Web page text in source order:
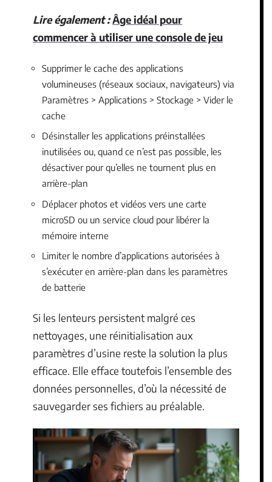
Lire également :Âge idéal pour
commencer à utiliser une console de jeu
Supprimer le cache des applications
volumineuses (réseaux sociaux, navigateurs) via
Paramètres > Applications > Stockage > Vider le
cache
Désinstaller les applications préinstallées
inutilisées ou, quand ce n’est pas possible, les
désactiver pour qu’elles ne tournent plus en
arrière-plan
Déplacer photos et vidéos vers une carte
microSD ou un service cloud pour libérer la
mémoire interne
Limiter le nombre d’applications autorisées à
s’exécuter en arrière-plan dans les paramètres
de batterie
Si les lenteurs persistent malgré ces
nettoyages, une réinitialisation aux
paramètres d’usine reste la solution la plus
efficace. Elle efface toutefois l’ensemble des
données personnelles, d’où la nécessité de
sauvegarder ses fichiers au préalable.